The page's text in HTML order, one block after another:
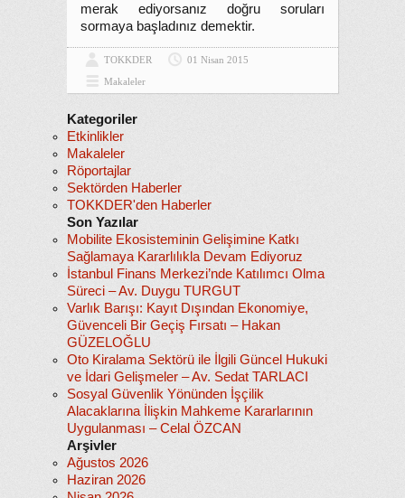
merak ediyorsanız doğru soruları
sormaya başladınız demektir.
TOKKDER
01 Nisan 2015
Makaleler
Kategoriler
Etkinlikler
Makaleler
Röportajlar
Sektörden Haberler
TOKKDER'den Haberler
Son Yazılar
Mobilite Ekosisteminin Gelişimine Katkı
Sağlamaya Kararlılıkla Devam Ediyoruz
İstanbul Finans Merkezi’nde Katılımcı Olma
Süreci – Av. Duygu TURGUT
Varlık Barışı: Kayıt Dışından Ekonomiye,
Güvenceli Bir Geçiş Fırsatı – Hakan
GÜZELOĞLU
Oto Kiralama Sektörü ile İlgili Güncel Hukuki
ve İdari Gelişmeler – Av. Sedat TARLACI
Sosyal Güvenlik Yönünden İşçilik
Alacaklarına İlişkin Mahkeme Kararlarının
Uygulanması – Celal ÖZCAN
Arşivler
Ağustos 2026
Haziran 2026